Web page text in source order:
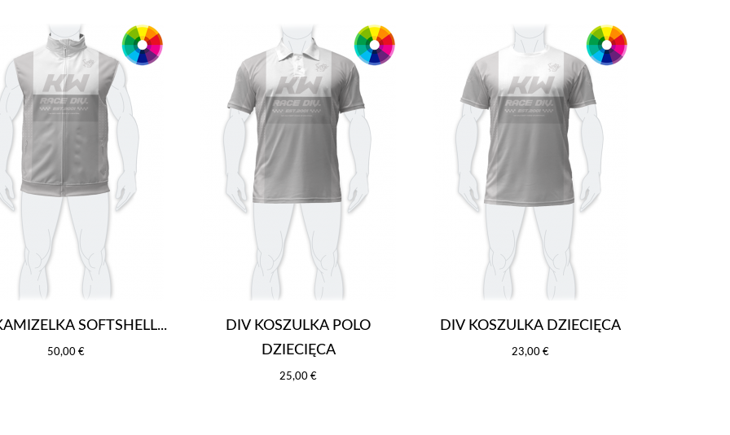
SOFTSHELL...
50,00 €
DIV KOSZULKA POLO
DZIECIĘCA
25,00 €
DIV KOSZULKA DZIECIĘCA
23,00 €